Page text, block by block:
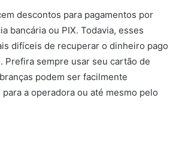
descontos para pagamentos por
bancária ou PIX. Todavia, esses
difíceis de recuperar o dinheiro pago
Prefira sempre usar seu cartão de
podem ser facilmente
a operadora ou até mesmo pelo